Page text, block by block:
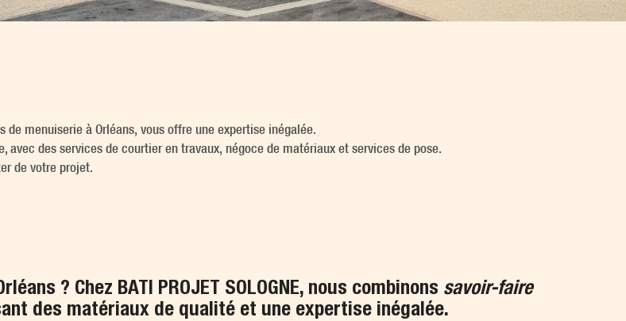
de menuiserie à Orléans, vous offre une expertise inégalée.
avec des services de courtier en travaux, négoce de matériaux et services de pose.
de votre projet.
? Chez BATI PROJET SOLOGNE, nous combinons savoir-faire
des matériaux de qualité et une expertise inégalée.